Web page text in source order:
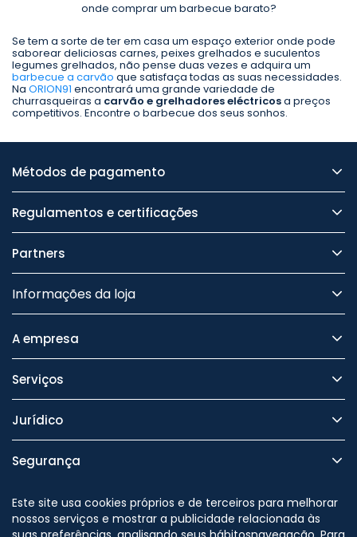
onde comprar um barbecue barato?
Se tem a sorte de ter em casa um espaço exterior onde pode
saborear deliciosas carnes, peixes grelhados e suculentos
legumes grelhados, não pense duas vezes e adquira um
barbecue a carvão que satisfaça todas as suas necessidades.
Na ORION91 encontrará uma grande variedade de
churrasqueiras a carvão e grelhadores eléctricosa preços
competitivos. Encontre o barbecue dos seus sonhos.
Métodos de pagamento
Regulamentos e certificações
Partners
Informações da loja
A empresa
Serviços
Jurídico
Segurança
Este site usa cookies próprios e de terceiros para melhorar
nossos serviços e mostrar a publicidade relacionada às